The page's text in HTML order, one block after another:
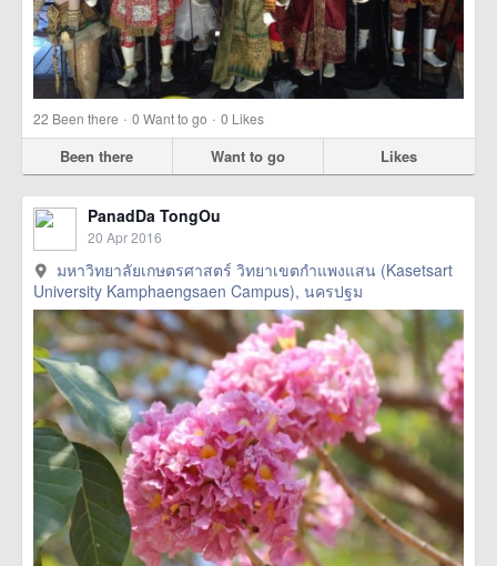
22 Been there · 0 Want to go · 0 Likes
Been there Want to go Likes
PanadDa TongOu
20 Apr 2016
มหาวิทยาลัยเกษตรศาสตร์ วิทยาเขตกำแพงแสน (Kasetsart
University Kamphaengsaen Campus), นครปฐม